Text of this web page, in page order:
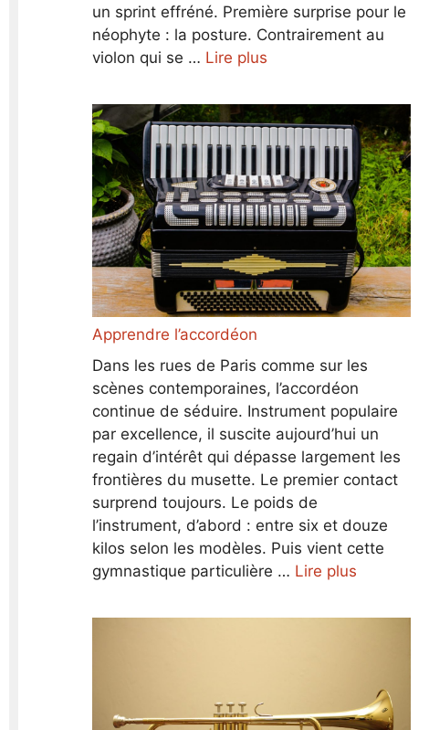
un sprint effréné. Première surprise pour le
néophyte : la posture. Contrairement au
violon qui se … Lire plus
Apprendre l’accordéon
Dans les rues de Paris comme sur les
scènes contemporaines, l’accordéon
continue de séduire. Instrument populaire
par excellence, il suscite aujourd’hui un
regain d’intérêt qui dépasse largement les
frontières du musette. Le premier contact
surprend toujours. Le poids de
l’instrument, d’abord : entre six et douze
kilos selon les modèles. Puis vient cette
gymnastique particulière … Lire plus